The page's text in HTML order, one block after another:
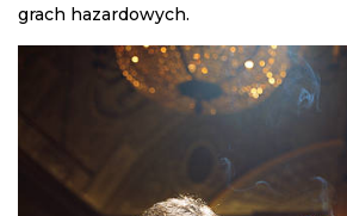
grach hazardowych.